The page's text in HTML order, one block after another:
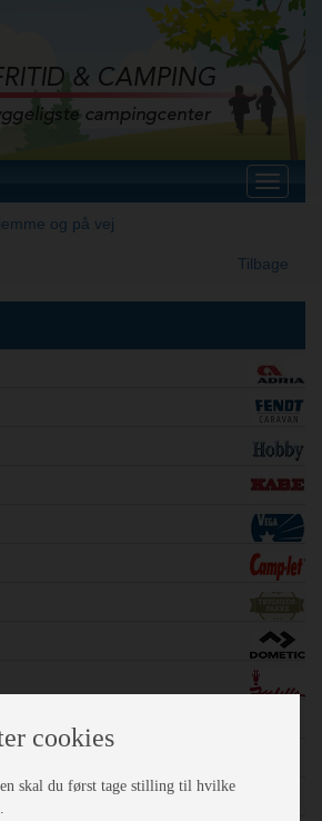
Toggle
og på vej
Tilbage
campingvogn
cookies
skal du først tage stilling til hvilke